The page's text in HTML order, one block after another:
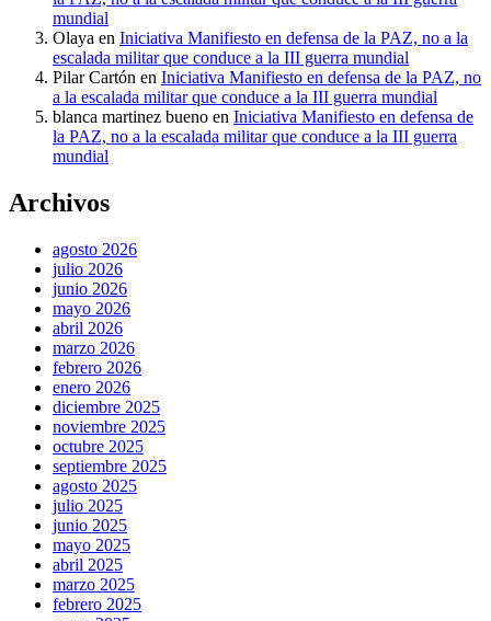
mundial
Olaya en Iniciativa Manifiesto en defensa de la PAZ, no a la
escalada militar que conduce a la III guerra mundial
Pilar Cartón en Iniciativa Manifiesto en defensa de la PAZ, no
a la escalada militar que conduce a la III guerra mundial
blanca martinez bueno en Iniciativa Manifiesto en defensa de
la PAZ, no a la escalada militar que conduce a la III guerra
mundial
Archivos
agosto 2026
julio 2026
junio 2026
mayo 2026
abril 2026
marzo 2026
febrero 2026
enero 2026
diciembre 2025
noviembre 2025
octubre 2025
septiembre 2025
agosto 2025
julio 2025
junio 2025
mayo 2025
abril 2025
marzo 2025
febrero 2025